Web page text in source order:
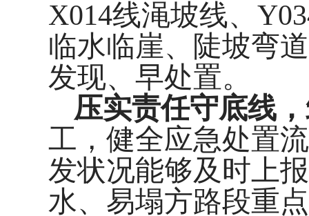
X014线渑坡线、
临水临崖、陡坡弯
发现、早处置。
压实责任守底线
工，健全应急处置
发状况能够及时上
水、易塌方路段重